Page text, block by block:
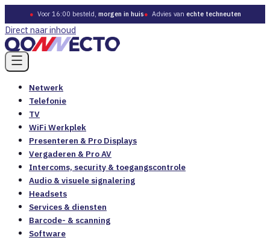
● Voor 16:00 besteld, morgen in huis● Advies van echte techneuten
Direct naar inhoud
Netwerk
Telefonie
TV
WiFi Werkplek
Presenteren & Pro Displays
Vergaderen & Pro AV
Intercoms, security & toegangscontrole
Audio & visuele signalering
Headsets
Services & diensten
Barcode- & scanning
Software